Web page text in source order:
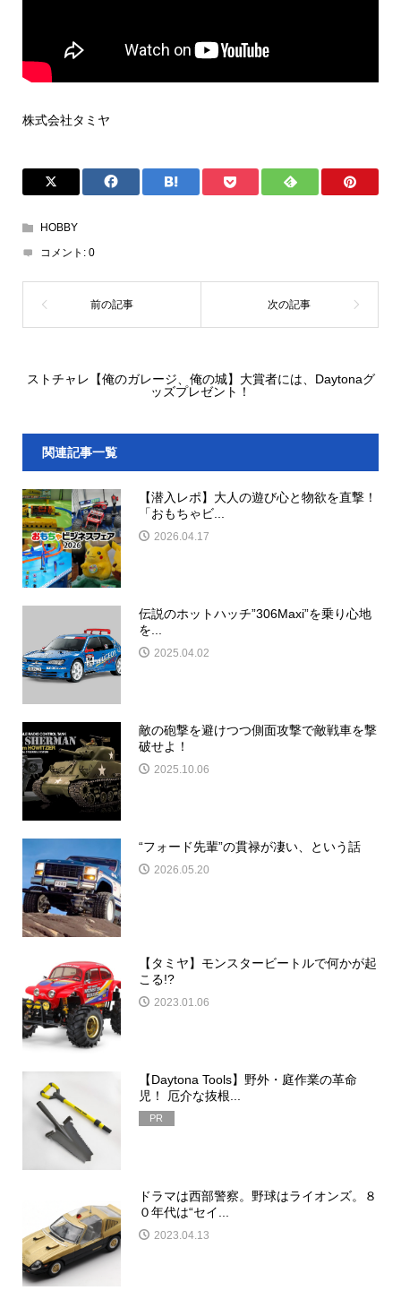
株式会社タミヤ
HOBBY
コメント: 0
ストチャレ【俺のガレージ、俺の城】大賞者には、Daytonaグ
ッズプレゼント！
関連記事一覧
【潜入レポ】大人の遊び心と物欲を直撃！
「おもちゃビ...
2026.04.17
伝説のホットハッチ”306Maxi”を乗り心地
を...
2025.04.02
敵の砲撃を避けつつ側面攻撃で敵戦車を撃
破せよ！
2025.10.06
“フォード先輩”の貫禄が凄い、という話
2026.05.20
【タミヤ】モンスタービートルで何かが起
こる!?
2023.01.06
【Daytona Tools】野外・庭作業の革命
児！ 厄介な抜根...
PR
ドラマは西部警察。野球はライオンズ。８
０年代は“セイ...
2023.04.13